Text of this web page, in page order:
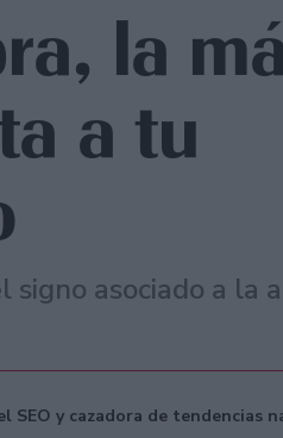
la
a tu
signo asociado a la
SEO y cazadora de tendencias